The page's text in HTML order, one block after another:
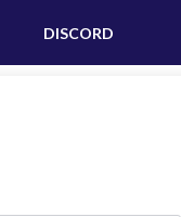
DISCORD